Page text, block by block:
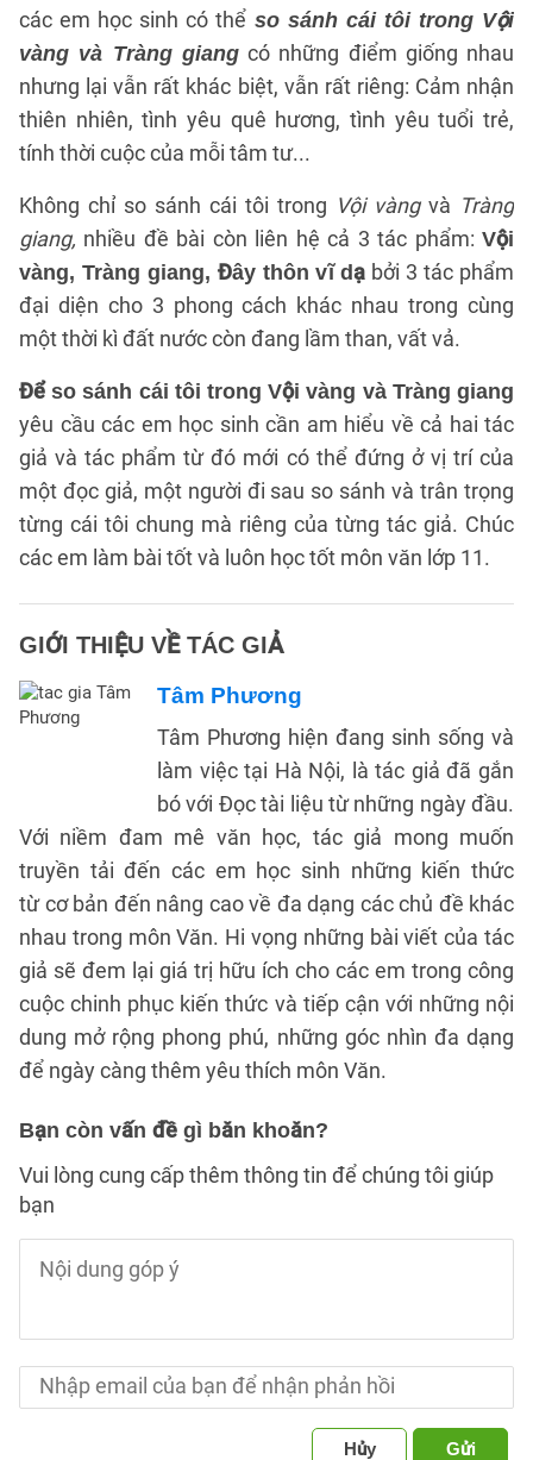
các em học sinh có thể so sánh cái tôi trong Vội
vàng và Tràng giangcó những điểm giống nhau
nhưng lại vẫn rất khác biệt, vẫn rất riêng: Cảm nhận
thiên nhiên, tình yêu quê hương, tình yêu tuổi trẻ,
tính thời cuộc của mỗi tâm tư...
Không chỉ so sánh cái tôi trong Vội vàngvà Tràng
giang, nhiều đề bài còn liên hệ cả 3 tác phẩm: Vội
vàng, Tràng giang, Đây thôn vĩ dạ bởi 3 tác phẩm
đại diện cho 3 phong cách khác nhau trong cùng
một thời kì đất nước còn đang lầm than, vất vả.
Để so sánh cái tôi trong Vội vàng và Tràng giang
yêu cầu các em học sinh cần am hiểu về cả hai tác
giả và tác phẩm từ đó mới có thể đứng ở vị trí của
một đọc giả, một người đi sau so sánh và trân trọng
từng cái tôi chung mà riêng của từng tác giả. Chúc
các em làm bài tốt và luôn học tốt môn văn lớp 11.
GIỚI THIỆU VỀ TÁC GIẢ
Tâm Phương
Tâm Phương hiện đang sinh sống và
làm việc tại Hà Nội, là tác giả đã gắn
bó với Đọc tài liệu từ những ngày đầu.
Với niềm đam mê văn học, tác giả mong muốn
truyền tải đến các em học sinh những kiến thức
từ cơ bản đến nâng cao về đa dạng các chủ đề khác
nhau trong môn Văn. Hi vọng những bài viết của tác
giả sẽ đem lại giá trị hữu ích cho các em trong công
cuộc chinh phục kiến thức và tiếp cận với những nội
dung mở rộng phong phú, những góc nhìn đa dạng
để ngày càng thêm yêu thích môn Văn.
Bạn còn vấn đề gì băn khoăn?
Vui lòng cung cấp thêm thông tin để chúng tôi giúp
bạn
Hủy Gửi